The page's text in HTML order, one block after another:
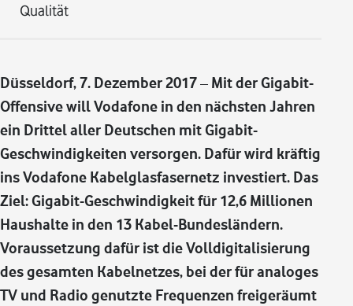
Qualität
Düsseldorf, 7. Dezember 2017 – Mit der Gigabit-
Offensive will Vodafone in den nächsten Jahren
ein Drittel aller Deutschen mit Gigabit-
Geschwindigkeiten versorgen. Dafür wird kräftig
ins Vodafone Kabelglasfasernetz investiert. Das
Ziel: Gigabit-Geschwindigkeit für 12,6 Millionen
Haushalte in den 13 Kabel-Bundesländern.
Voraussetzung dafür ist die Volldigitalisierung
des gesamten Kabelnetzes, bei der für analoges
TV und Radio genutzte Frequenzen freigeräumt